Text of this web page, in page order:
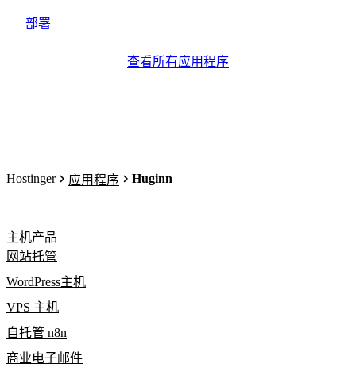
部署
查看所有应用程序
Hostinger 应用程序 Huginn
主机产品
网站托管
WordPress主机
VPS 主机
自托管 n8n
商业电子邮件